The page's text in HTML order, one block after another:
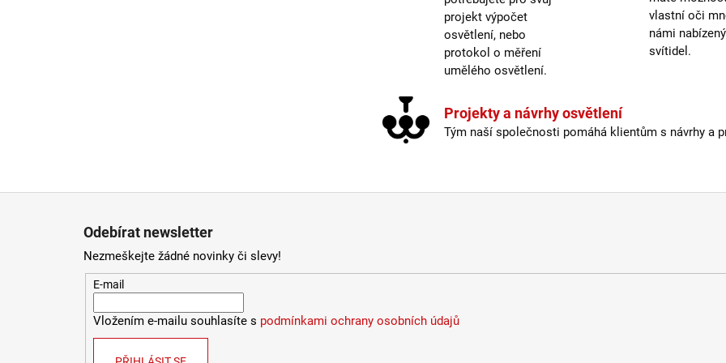
projekt výpočet
osvětlení, nebo
protokol o měření
umělého osvětlení.
vlastní oči
námi
svítidel.
Projekty a návrhy osvětlení
Tým naší společnosti pomáhá klientům s návrhy a
Odebírat newsletter
Nezmeškejte žádné novinky či slevy!
E-mail
Vložením e-mailu souhlasíte s podmínkami ochrany osobních údajů